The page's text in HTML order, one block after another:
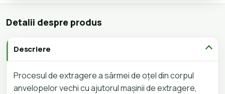
Detalii despre produs
Descriere
Procesul de extragere a sârmei de oțel din corpul
anvelopelor vechi cu ajutorul mașinii de extragere,